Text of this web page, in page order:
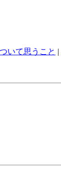
いて思うこと |